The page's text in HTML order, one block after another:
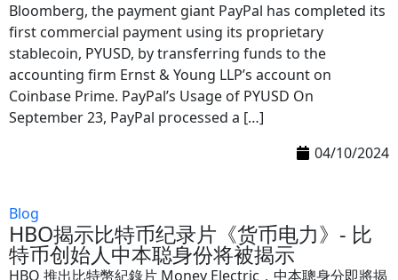
Bloomberg, the payment giant PayPal has completed its
first commercial payment using its proprietary
stablecoin, PYUSD, by transferring funds to the
accounting firm Ernst & Young LLP’s account on
Coinbase Prime. PayPal’s Usage of PYUSD On
September 23, PayPal processed a […]
04/10/2024
Blog
HBO揭示比特币纪录片《货币电力》- 比
特币创始人中本聪身份将被揭示
HBO 推出比特幣紀錄片 Money Electric，中本聰身分即將揭